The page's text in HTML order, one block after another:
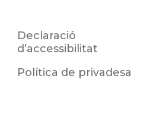
Declaració
d’accessibilitat
Política de privadesa